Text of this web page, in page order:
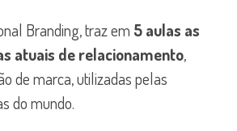
Branding, traz em 5 aulas as
atuais de relacionamento,
de marca, utilizadas pelas
do mundo.